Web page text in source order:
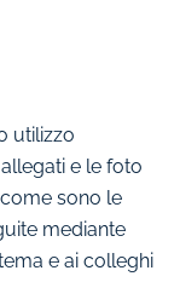
utilizzo
e le foto
sono le
mediante
e ai colleghi